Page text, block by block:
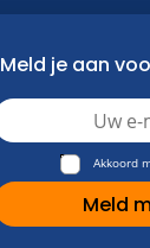
Meld je aan
Akkoord
Meld